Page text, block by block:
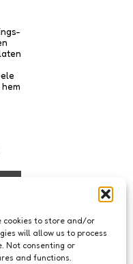
cookies to store and/or
will allow us to process
Not consenting or
and functions.